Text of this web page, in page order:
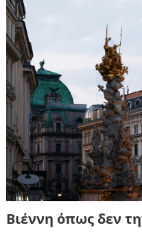
Βιέννη όπως δεν